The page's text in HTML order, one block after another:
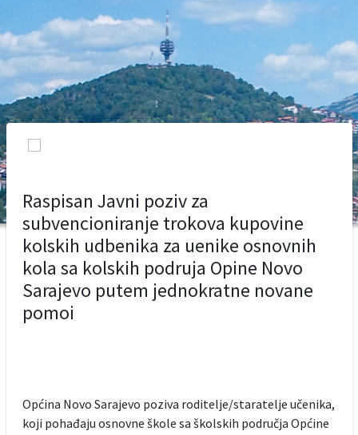
Raspisan Javni poziv za
subvencioniranje trokova kupovine
kolskih udbenika za uenike osnovnih
kola sa kolskih podruja Opine Novo
Sarajevo putem jednokratne novane
pomoi
Općina Novo Sarajevo poziva roditelje/staratelje učenika,
koji pohađaju osnovne škole sa školskih područja Općine